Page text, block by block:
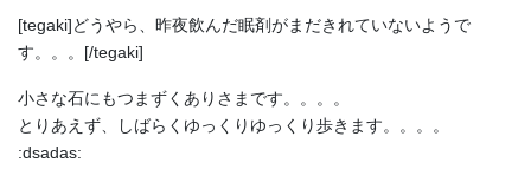
[tegaki]どうやら、昨夜飲んだ眠剤がまだきれていないようで
す。。。[/tegaki]
小さな石にもつまずくありさまです。。。。
とりあえず、しばらくゆっくりゆっくり歩きます。。。。
:dsadas: